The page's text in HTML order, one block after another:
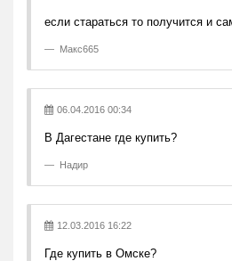
если стараться то получится и
Макс665
06.04.2016 00:34
В Дагестане где купить?
Надир
12.03.2016 16:22
Где купить в Омске?